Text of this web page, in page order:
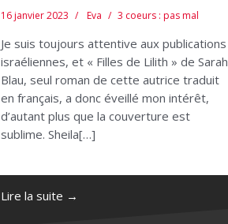
16 janvier 2023 Eva 3 coeurs : pas mal
Je suis toujours attentive aux publications
israéliennes, et « Filles de Lilith » de Sarah
Blau, seul roman de cette autrice traduit
en français, a donc éveillé mon intérêt,
d’autant plus que la couverture est
sublime. Sheila[…]
Lire la suite →